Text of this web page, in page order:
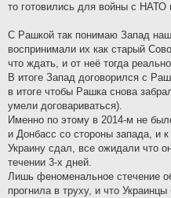
то готовились для войны с НАТО
С Рашкой так понимаю Запад
воспринимали их как старый
что ждать, и от неё тогда
В итоге Запад договорился с
в итоге чтобы Рашка снова
умели договариваться).
Именно по этому в 2014-м не
и Донбасс со стороны запада, и
Украину сдал, все ожидали что
течении 3-х дней.
Лишь феноменальное стечение
прогнила в труху, и что